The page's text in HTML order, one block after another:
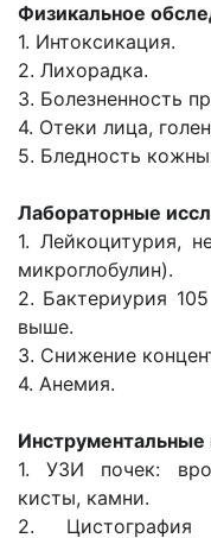
Физикальное
1. Интоксикация.
2. Лихорадка.
3. Болезненность
4. Отеки лица,
5. Бледность
Лабораторные
1. Лейкоцитурия,
микроглобулин).
2. Бактериурия
выше.
3. Снижение
4. Анемия.
Инструментальные
1. УЗИ почек:
кисты, камни.
2. Цистография